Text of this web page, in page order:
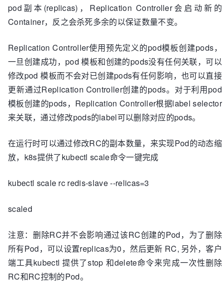
pod副本(replicas)，Replication Controller会启动新的
Container，反之会杀死多余的以保证数量不变。
Replication Controller使用预先定义的pod模板创建pods，
一旦创建成功，pod 模板和创建的pods没有任何关联，可以
修改pod 模板而不会对已创建pods有任何影响，也可以直接
更新通过Replication Controller创建的pods。对于利用pod
模板创建的pods，Replication Controller根据label selector
来关联，通过修改pods的label可以删除对应的pods。
在运行时可以通过修改RC的副本数量，来实现Pod的动态缩
放，k8s提供了kubectl scale命令一键完成
kubectl scale rc redis-slave --relicas=3
scaled
注意：删除RC并不会影响通过该RC创建的Pod，为了删除
所有Pod，可以设置replicas为0，然后更新 RC, 另外，客户
端工具kubectl 提供了stop 和delete命令来完成一次性删除
RC和RC控制的Pod。